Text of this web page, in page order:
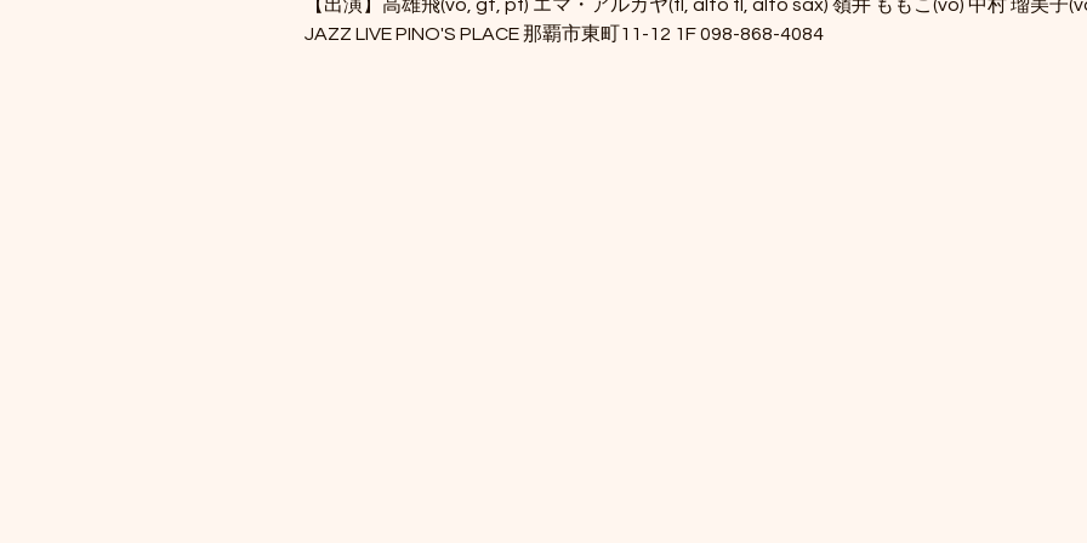
【出演】高雄飛(vo, gt, pf) エマ・アルカヤ(fl, alto fl, alto sax) 嶺井 ももこ(vo) 中村 瑠美子
JAZZ LIVE PINO'S PLACE 那覇市東町11-12 1F 098-868-4084